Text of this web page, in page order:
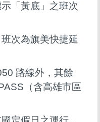
「黃底」之班次
班次為旗美快捷延
路線外，其餘
（含高雄市區